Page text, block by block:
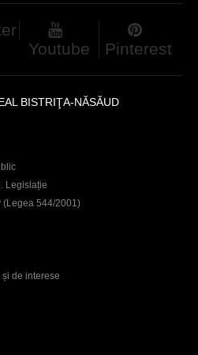
Youtube
Pinterest
BISTRIŢA-NĂSĂUD
Legislație
(Legea 544/2001)
de interese